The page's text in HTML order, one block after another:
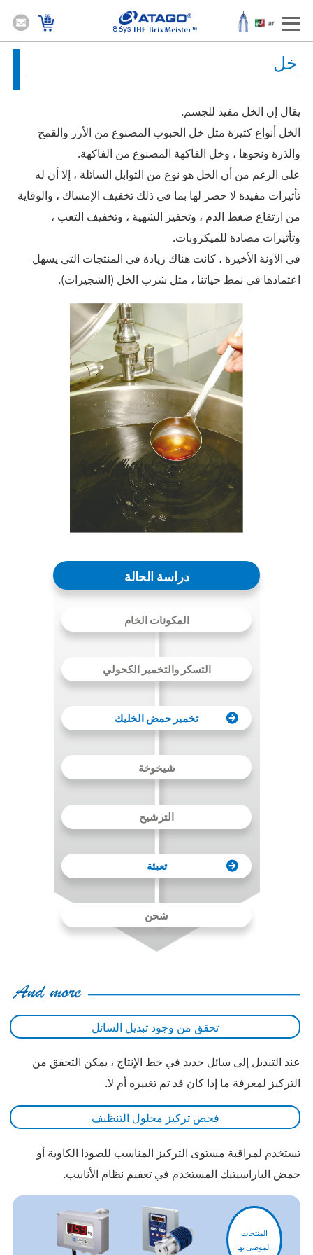
86ys
خل
يقال إن الخل مفيد للجسم.
الخل أنواع كثيرة مثل خل الحبوب المصنوع من الأرز والقمح
والذرة ونحوها ، وخل الفاكهة المصنوع من الفاكهة.
على الرغم من أن الخل هو نوع من التوابل السائلة ، إلا أن له
تأثيرات مفيدة لا حصر لها بما في ذلك تخفيف الإمساك ، والوقاية
من ارتفاع ضغط الدم ، وتحفيز الشهية ، وتخفيف التعب ،
وتأثيرات مضادة للميكروبات.
في الآونة الأخيرة ، كانت هناك زيادة في المنتجات التي يسهل
اعتمادها في نمط حياتنا ، مثل شرب الخل (الشجيرات).
دراسة الحالة
المكونات الخام
التسكر والتخمير الكحولي
تخمير حمض الخليك
شيخوخة
الترشيح
تعبئة
شحن
تحقق من وجود تبديل السائل
عند التبديل إلى سائل جديد في خط الإنتاج ، يمكن التحقق من
التركيز لمعرفة ما إذا كان قد تم تغييره أم لا.
فحص تركيز محلول التنظيف
تستخدم لمراقبة مستوى التركيز المناسب للصودا الكاوية أو
حمض الباراسيتيك المستخدم في تعقيم نظام الأنابيب.
المنتجات
الموصى بها